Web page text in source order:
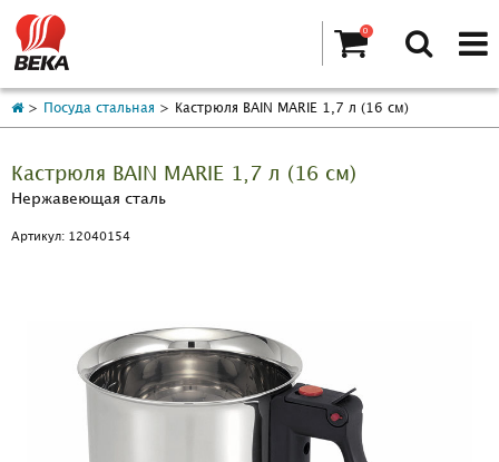
0
Посуда стальная Кастрюля BAIN MARIE 1,7 л (16 см)
Кастрюля BAIN MARIE 1,7 л (16 см)
Нержавеющая сталь
Артикул: 12040154